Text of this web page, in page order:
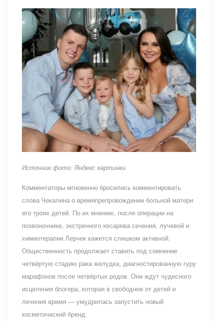
Источник фото: Яндекс картинки
Комментаторы мгновенно бросились комментировать
слова Чекалина о времяпрепровождении больной матери
его троих детей. По их мнению, после операции на
позвоночнике, экстренного кесарева сечения, лучевой и
химиотерапии Лерчек кажется слишком активной.
Общественность продолжает ставить под сомнение
четвёртую стадию рака желудка, диагностированную гуру
марафонов после четвёртых родов. Они ждут чудесного
исцеления блогера, которая в свободное от детей и
лечения время — умудрилась запустить новый
косметический бренд.